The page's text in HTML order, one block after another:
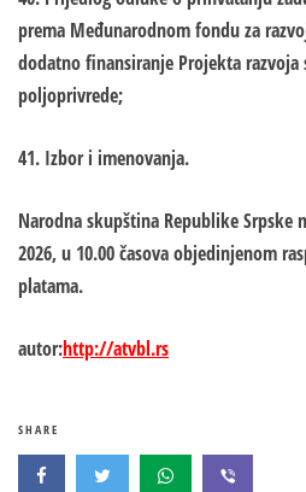
prema Međunarodnom fondu za
dodatno finansiranje Projekta razvoja
poljoprivrede;
41. Izbor i imenovanja.
Narodna skupština Republike Srpske
2026, u 10.00 časova objedinjenom
platama.
autor:http://atvbl.rs
SHARE